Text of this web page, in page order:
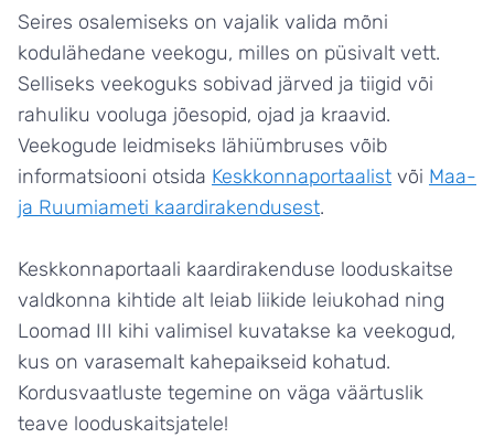
Seires osalemiseks on vajalik valida mõni
kodulähedane veekogu, milles on püsivalt vett.
Selliseks veekoguks sobivad järved ja tiigid või
rahuliku vooluga jõesopid, ojad ja kraavid.
Veekogude leidmiseks lähiümbruses võib
informatsiooni otsida Keskkonnaportaalist või Maa-
ja Ruumiameti kaardirakendusest.
Keskkonnaportaali kaardirakenduse looduskaitse
valdkonna kihtide alt leiab liikide leiukohad ning
Loomad III kihi valimisel kuvatakse ka veekogud,
kus on varasemalt kahepaikseid kohatud.
Kordusvaatluste tegemine on väga väärtuslik
teave looduskaitsjatele!